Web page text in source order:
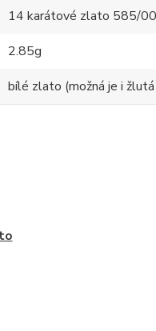
14 karátové zlato 585/
2.85g
bílé zlato (možná je i žlutá